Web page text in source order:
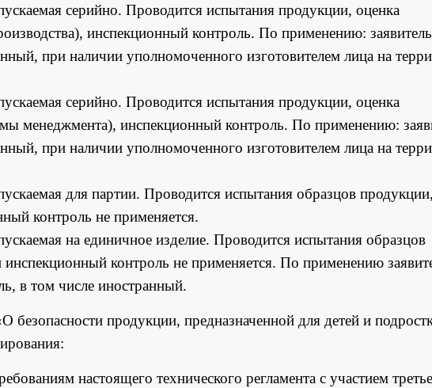
серийно. Проводится испытания продукции, оценка
инспекционный контроль. По применению:
при наличии уполномоченного изготовителем лица на
серийно. Проводится испытания продукции, оценка
менеджмента), инспекционный контроль. По применению:
при наличии уполномоченного изготовителем лица на
для партии. Проводится испытания образцов продукции,
контроль не применяется.
на единичное изделие. Проводится испытания образцов
инспекционный контроль не применяется. По применению
в том числе иностранный.
продукции, предназначенной для детей и
настоящего технического регламента с участием